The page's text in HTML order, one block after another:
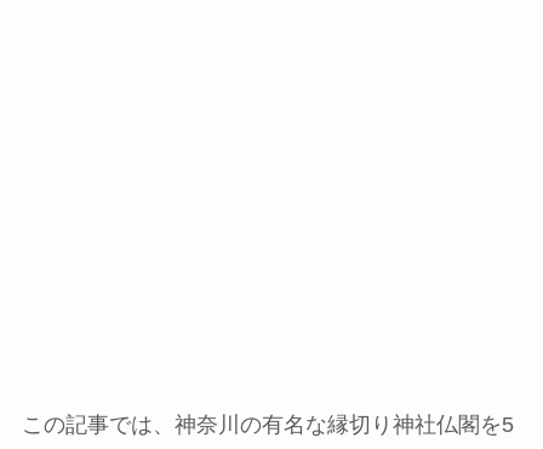
この記事では、神奈川の有名な縁切り神社仏閣を5